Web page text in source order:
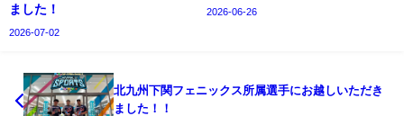
ました！
2026-07-02
2026-06-26
北九州下関フェニックス所属選手にお越しいただき
ました！！